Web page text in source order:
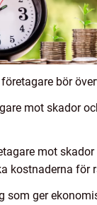
bör
mot skador
mot
kostnaderna för
ger